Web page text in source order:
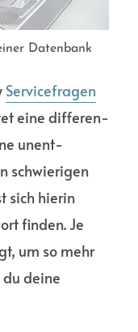
Datenbank
Service­fragen
eine differen­
unent­
schwierigen
sich hierin
finden. Je
um so mehr
du deine